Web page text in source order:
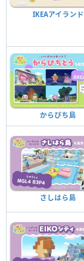
IKEAアイランド
からぴち島
さしはら島